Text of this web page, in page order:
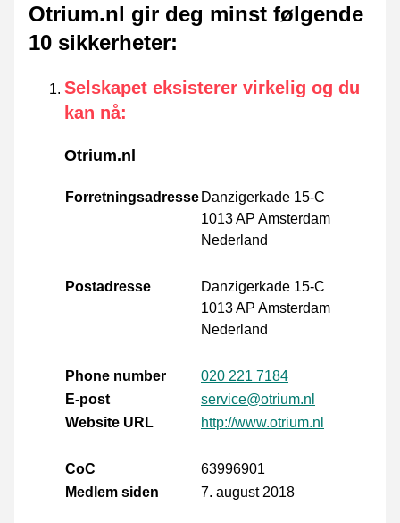
Otrium.nl gir deg minst følgende
10 sikkerheter:
Selskapet eksisterer virkelig og du
kan nå:
Otrium.nl
Forretningsadresse Danzigerkade 15-C
1013 AP Amsterdam
Nederland
Postadresse
Danzigerkade 15-C
1013 AP Amsterdam
Nederland
Phone number
020 221 7184
E-post
service@otrium.nl
Website URL
http://www.otrium.nl
CoC
63996901
Medlem siden
7. august 2018